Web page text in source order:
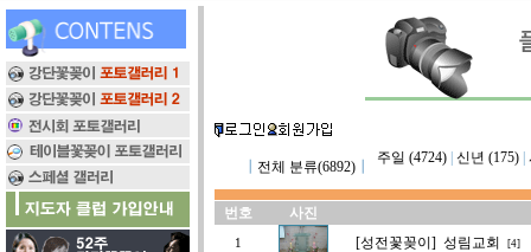
전체 분류(6892)┃
주일 (4724)| 신년 (175)|
번호 사진
1 [성전꽃꽂이] 성림교회 [4]